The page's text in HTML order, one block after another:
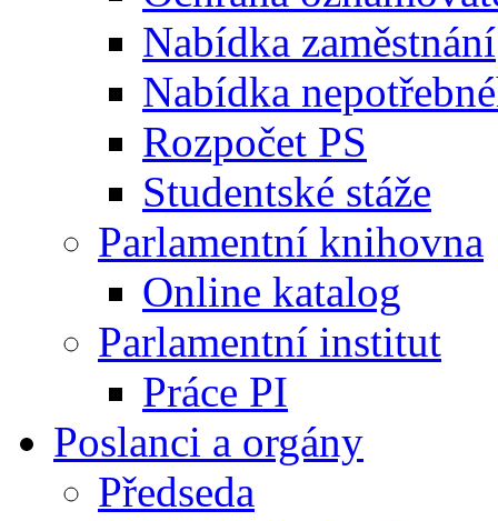
Nabídka zaměstnání
Nabídka
Rozpočet PS
Studentské stáže
Parlamentní knihovna
Online katalog
Parlamentní institut
Práce PI
Poslanci a orgány
Předseda